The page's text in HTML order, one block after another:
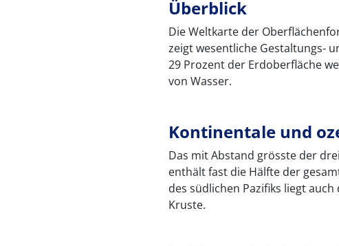
Überblick
Die Weltkarte der
zeigt wesentliche Gestaltungs-
29 Prozent der Erdoberfläche
von Wasser.
Kontinentale und
Das mit Abstand grösste der
enthält fast die Hälfte der
des südlichen Pazifiks liegt
Kruste.